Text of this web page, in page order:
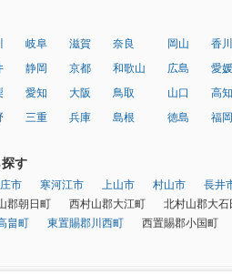
岐阜
静岡
愛知
三重
滋賀
京都
大阪
兵庫
奈良
和歌山
鳥取
島根
岡山
広島
山口
徳島
香川
愛媛
高知
福岡
す
市 寒河江市 上山市 村山市 長井
郡朝日町 西村山郡大江町 北村山郡大石
畠町 東置賜郡川西町 西置賜郡小国町